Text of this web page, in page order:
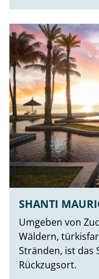
SHANTI
Umgeben von
Wäldern,
Stränden, ist das
Rückzugsort.